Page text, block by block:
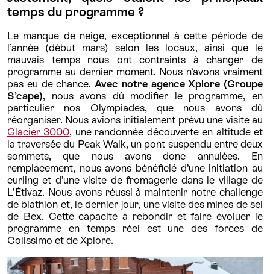
temps du programme ?
Le manque de neige, exceptionnel à cette période de
l’année (début mars) selon les locaux, ainsi que le
mauvais temps nous ont contraints à changer de
programme au dernier moment. Nous n’avons vraiment
pas eu de chance. Avec notre agence Xplore (Groupe
S’cape), nous avons dû modifier le programme, en
particulier nos Olympiades, que nous avons dû
réorganiser. Nous avions initialement prévu une visite au
Glacier 3000, une randonnée découverte en altitude et
la traversée du Peak Walk, un pont suspendu entre deux
sommets, que nous avons donc annulées. En
remplacement, nous avons bénéficié d’une initiation au
curling et d’une visite de fromagerie dans le village de
L’Étivaz. Nous avons réussi à maintenir notre challenge
de biathlon et, le dernier jour, une visite des mines de sel
de Bex. Cette capacité à rebondir et faire évoluer le
programme en temps réel est une des forces de
Colissimo et de Xplore.